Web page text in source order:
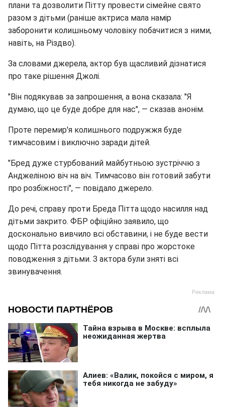
плани та дозволити Пітту провести сімейне свято
разом з дітьми (раніше актриса мала намір
заборонити колишньому чоловіку побачитися з ними,
навіть, на Різдво).
За словами джерела, актор був щасливий дізнатися
про таке рішення Джолі.
"Він подякував за запрошення, а вона сказала: "Я
думаю, що це буде добре для нас", — сказав анонім.
Проте перемир'я колишнього подружжя буде
тимчасовим і виключно заради дітей.
"Бред дуже стурбований майбутньою зустріччю з
Анджеліною віч на віч. Тимчасово він готовий забути
про розбіжності", — повідало джерело.
До речі, справу проти Бреда Пітта щодо насилля над
дітьми закрито. ФБР офіційно заявило, що
досконально вивчило всі обставини, і не буде вести
щодо Пітта розслідування у справі про жорстоке
поводження з дітьми. З актора були зняті всі
звинувачення.